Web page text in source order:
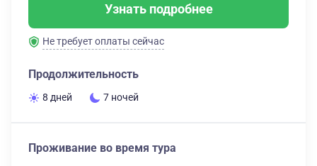
Узнать подробнее
Не требует оплаты сейчас
Продолжительность
8 дней 7 ночей
Проживание во время тура